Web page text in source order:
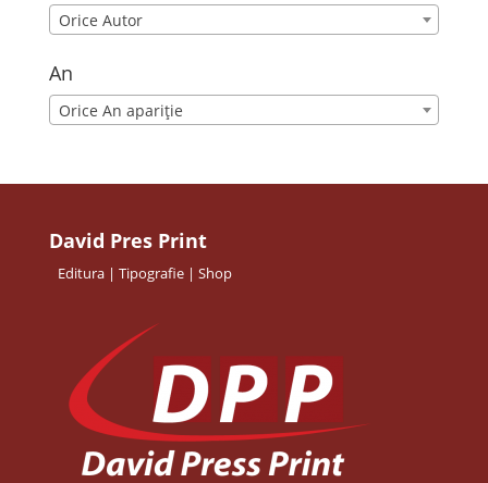
Orice Autor
An
Orice An apariție
David Pres Print
Editura | Tipografie | Shop